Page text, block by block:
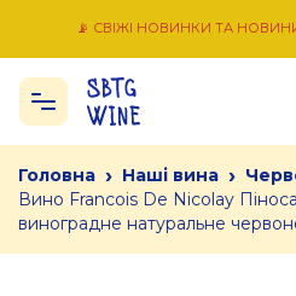
📡 СВІЖІ НОВИНКИ ТА НОВИНИ
Головна › Наші вина ›
Вино Francois De Nicolay
виноградне натуральне